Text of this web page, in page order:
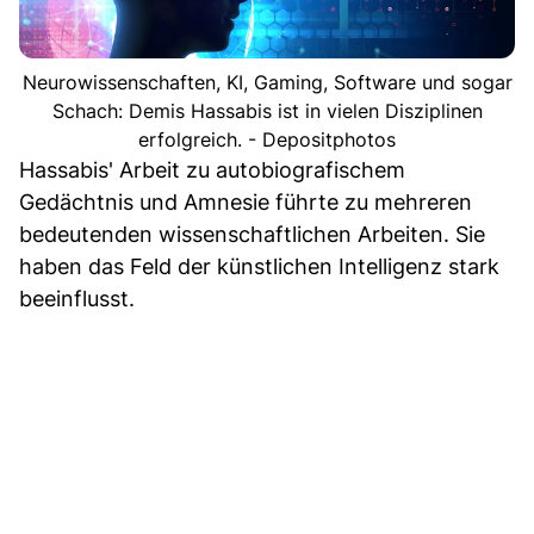
Neurowissenschaften, KI, Gaming, Software und sogar
Schach: Demis Hassabis ist in vielen Disziplinen
erfolgreich. - Depositphotos
Hassabis' Arbeit zu autobiografischem
Gedächtnis und Amnesie führte zu mehreren
bedeutenden wissenschaftlichen Arbeiten. Sie
haben das Feld der künstlichen Intelligenz stark
beeinflusst.